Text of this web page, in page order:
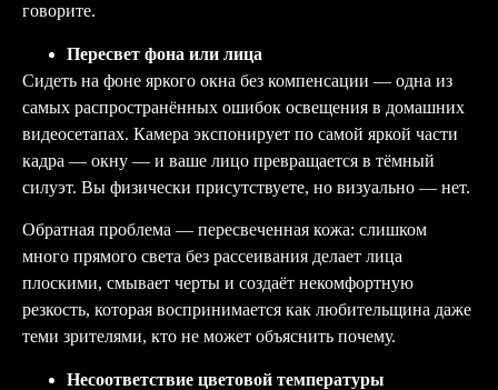
говорите.
Пересвет фона или лица
Сидеть на фоне яркого окна без компенсации — одна из
самых распространённых ошибок освещения в домашних
видеосетапах. Камера экспонирует по самой яркой части
кадра — окну — и ваше лицо превращается в тёмный
силуэт. Вы физически присутствуете, но визуально — нет.
Обратная проблема — пересвеченная кожа: слишком
много прямого света без рассеивания делает лица
плоскими, смывает черты и создаёт некомфортную
резкость, которая воспринимается как любительщина даже
теми зрителями, кто не может объяснить почему.
Несоответствие цветовой температуры